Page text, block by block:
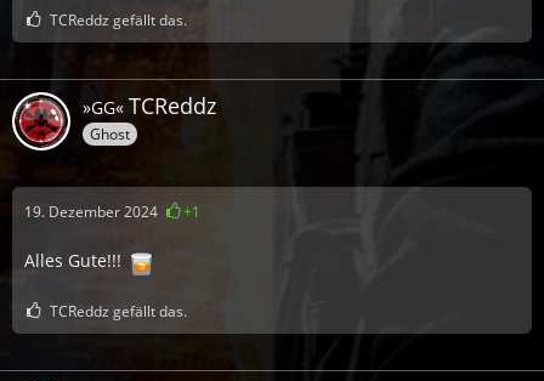
TCReddz gefällt das.
»GG« TCReddz
Ghost
19. Dezember 2024 +1
Alles Gute!!!
TCReddz gefällt das.